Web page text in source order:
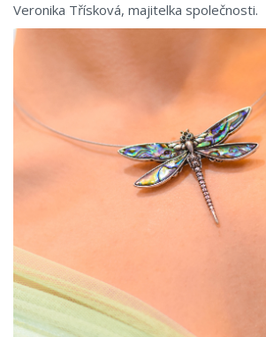
Veronika Třísková, majitelka společnosti.